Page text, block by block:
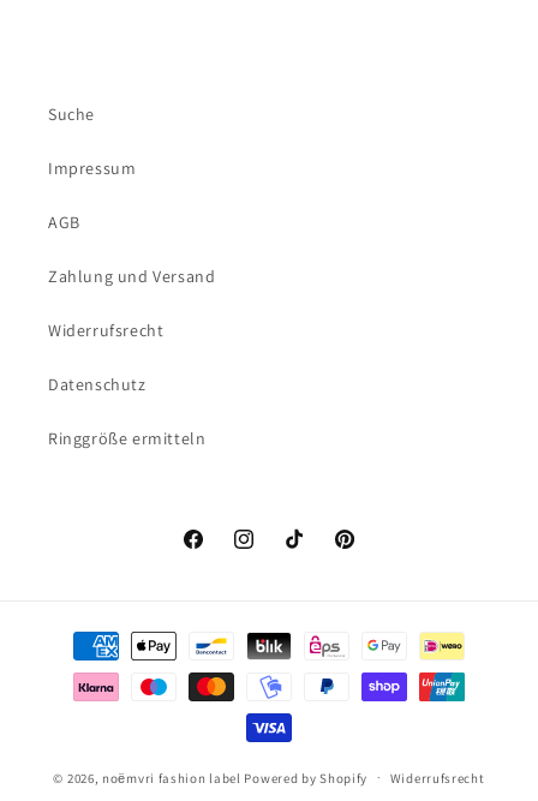
Suche
Impressum
AGB
Zahlung und Versand
Widerrufsrecht
Datenschutz
Ringgröße ermitteln
FacebookInstagramTikTok Pinterest
Zahlungsmethoden
© 2026, noёmvri fashion label Powered by Shopify Widerrufsrecht